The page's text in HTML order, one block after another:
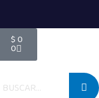
$0
0